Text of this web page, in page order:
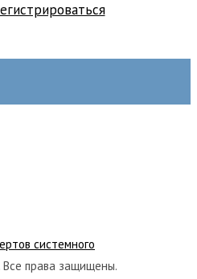
системного
. Все права защищены.